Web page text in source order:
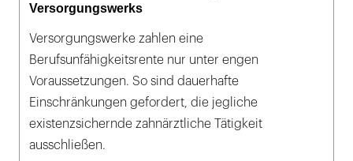
Versorgungswerks
Versorgungswerke zahlen eine
Berufsunfähigkeitsrente nur unter engen
Voraussetzungen. So sind dauerhafte
Einschränkungen gefordert, die jegliche
existenzsichernde zahnärztliche Tätigkeit
ausschließen.